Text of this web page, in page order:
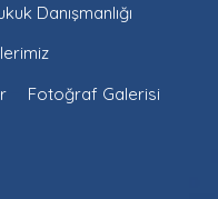
Danışmanlığı
Fotoğraf Galerisi